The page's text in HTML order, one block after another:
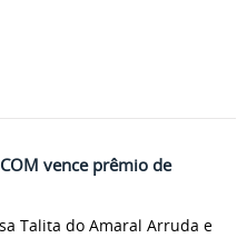
vence prêmio de
Talita do Amaral Arruda e